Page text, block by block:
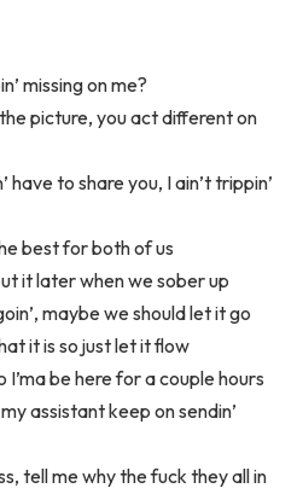
missing on me?
picture, you act different on
have to share you, I ain’t trippin’
best for both of us
it later when we sober up
maybe we should let it go
it is so just let it flow
I’ma be here for a couple hours
assistant keep on sendin’
tell me why the fuck they all in